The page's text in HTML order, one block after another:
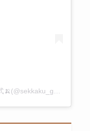
バナナマンのせっかくグルメ！！🍌公式🍌(@sekkaku_gurume)がシェアした投稿